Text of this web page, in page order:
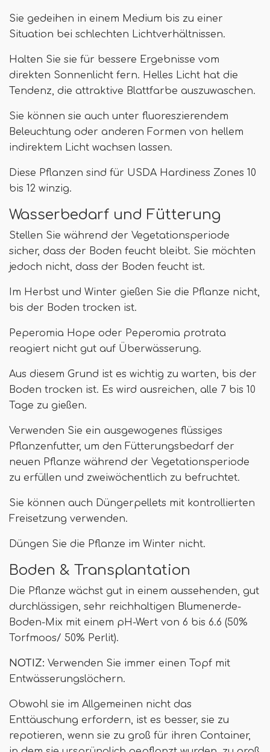
Sie gedeihen in einem Medium bis zu einer
Situation bei schlechten Lichtverhältnissen.
Halten Sie sie für bessere Ergebnisse vom
direkten Sonnenlicht fern. Helles Licht hat die
Tendenz, die attraktive Blattfarbe auszuwaschen.
Sie können sie auch unter fluoreszierendem
Beleuchtung oder anderen Formen von hellem
indirektem Licht wachsen lassen.
Diese Pflanzen sind für USDA Hardiness Zones 10
bis 12 winzig.
Wasserbedarf und Fütterung
Stellen Sie während der Vegetationsperiode
sicher, dass der Boden feucht bleibt. Sie möchten
jedoch nicht, dass der Boden feucht ist.
Im Herbst und Winter gießen Sie die Pflanze nicht,
bis der Boden trocken ist.
Peperomia Hope oder Peperomia protrata
reagiert nicht gut auf Überwässerung.
Aus diesem Grund ist es wichtig zu warten, bis der
Boden trocken ist. Es wird ausreichen, alle 7 bis 10
Tage zu gießen.
Verwenden Sie ein ausgewogenes flüssiges
Pflanzenfutter, um den Fütterungsbedarf der
neuen Pflanze während der Vegetationsperiode
zu erfüllen und zweiwöchentlich zu befruchtet.
Sie können auch Düngerpellets mit kontrollierten
Freisetzung verwenden.
Düngen Sie die Pflanze im Winter nicht.
Boden & Transplantation
Die Pflanze wächst gut in einem aussehenden, gut
durchlässigen, sehr reichhaltigen Blumenerde-
Boden-Mix mit einem pH-Wert von 6 bis 6.6 (50%
Torfmoos/ 50% Perlit).
NOTIZ: Verwenden Sie immer einen Topf mit
Entwässerungslöchern.
Obwohl sie im Allgemeinen nicht das
Enttäuschung erfordern, ist es besser, sie zu
repotieren, wenn sie zu groß für ihren Container,